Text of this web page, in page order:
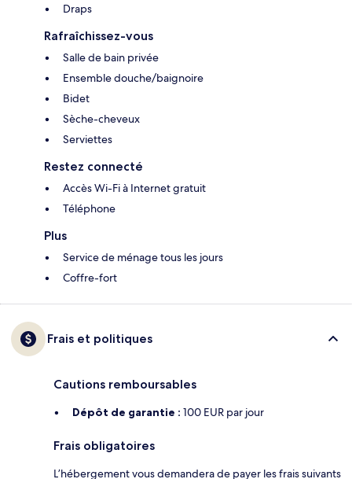
Draps
Rafraîchissez-vous
Salle de bain privée
Ensemble douche/baignoire
Bidet
Sèche-cheveux
Serviettes
Restez connecté
Accès Wi-Fi à Internet gratuit
Téléphone
Plus
Service de ménage tous les jours
Coffre-fort
Frais et politiques
Cautions remboursables
Dépôt de garantie : 100 EUR par jour
Frais obligatoires
L’hébergement vous demandera de payer les frais suivants